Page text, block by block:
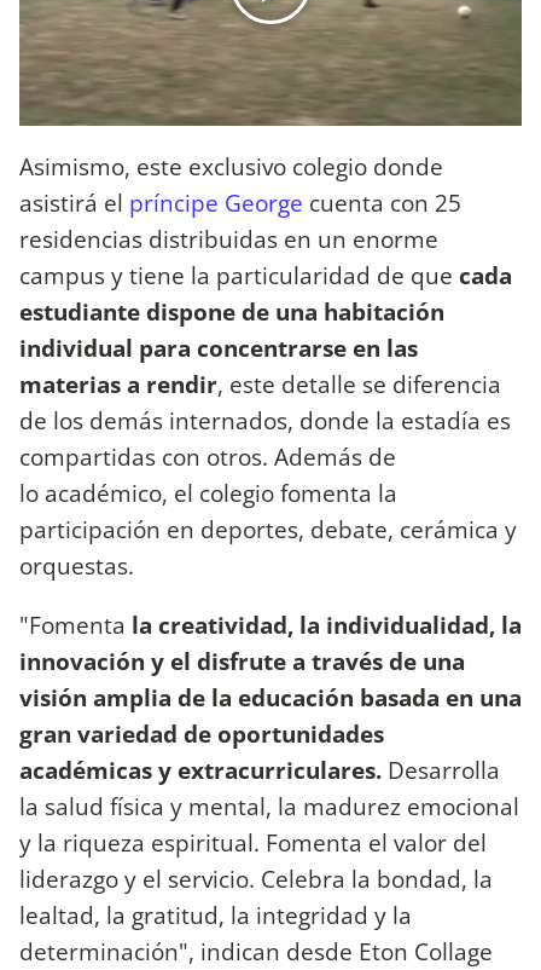
Asimismo, este exclusivo colegio donde
asistirá el príncipe George cuenta con 25
residencias distribuidas en un enorme
campus y tiene la particularidad de que cada
estudiante dispone de una habitación
individual para concentrarse en las
materias a rendir, este detalle se diferencia
de los demás internados, donde la estadía es
compartidas con otros. Además de
lo académico, el colegio fomenta la
participación en deportes, debate, cerámica y
orquestas.
"Fomenta la creatividad, la individualidad, la
innovación y el disfrute a través de una
visión amplia de la educación basada en una
gran variedad de oportunidades
académicas y extracurriculares. Desarrolla
la salud física y mental, la madurez emocional
y la riqueza espiritual. Fomenta el valor del
liderazgo y el servicio. Celebra la bondad, la
lealtad, la gratitud, la integridad y la
determinación", indican desde Eton Collage